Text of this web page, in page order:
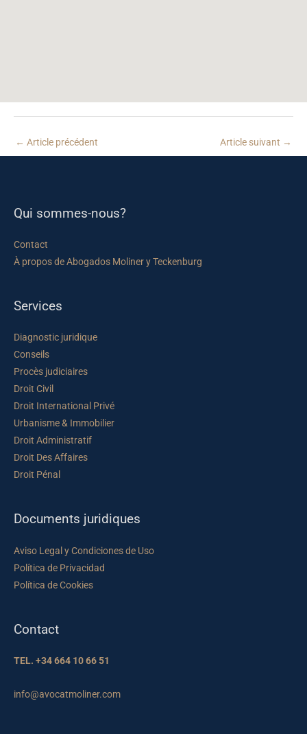
← Article précédent Article suivant →
Qui sommes-nous?
Contact
À propos de Abogados Moliner y Teckenburg
Services
Diagnostic juridique
Conseils
Procès judiciaires
Droit Civil
Droit International Privé
Urbanisme & Immobilier
Droit Administratif
Droit Des Affaires
Droit Pénal
Documents juridiques
Aviso Legal y Condiciones de Uso
Política de Privacidad
Política de Cookies
Contact
TEL. +34 664 10 66 51
info@avocatmoliner.com